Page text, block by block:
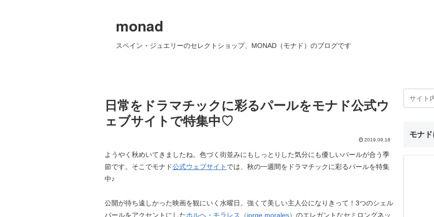
monad
スペイン・ジュエリーのセレクトショップ、MONAD（モナド）のブログです
日常をドラマチックに彩るパールをモナド公式ウ
ェブサイトで特集中♡
2019.09.18
ようやく秋めいてきましたね。色づく街並みにもしっとりした気分にも優しいパールが合う季
節です。そこでモナド公式ウェブサイト では、秋の一週間をドラマチックに彩るパールを特集
中♪
公開が待ち遠しかった映画を観にいく水曜日。強くて美しい主人公になりきって！3つのシェル
パールをアクセントにしたホルヘ・モラレス（jorge morales） のエレガントなセミロングネッ
モナ